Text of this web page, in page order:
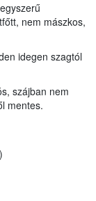
nem mászkos,
idegen szagtól
szájban nem
mentes.